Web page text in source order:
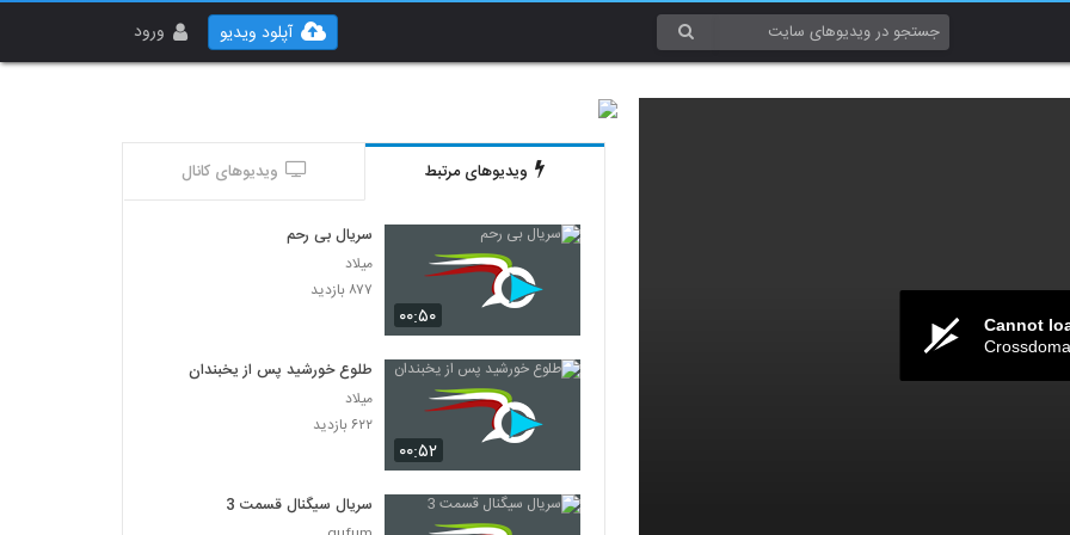
ورود آپلود ویدیو
Cannot
ویدیوهای مرتبط ویدیوهای کانال
۰۰:۵۰
سریال بی رحم
میلاد
۸۷۷ بازدید
۰۰:۵۲
طلوع خورشید پس از یخبندان
میلاد
۶۲۲ بازدید
سریال سیگنال قسمت 3